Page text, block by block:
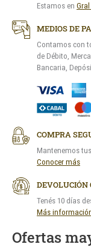
Estamos en
MEDIOS DE
Contamos con
de Débito,
Bancaria,
COMPRA
Mantenemos
Conocer más
DEVOLUCIÓN
Tenés 10 días
Más
Ofertas